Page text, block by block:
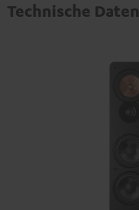
Technische Daten